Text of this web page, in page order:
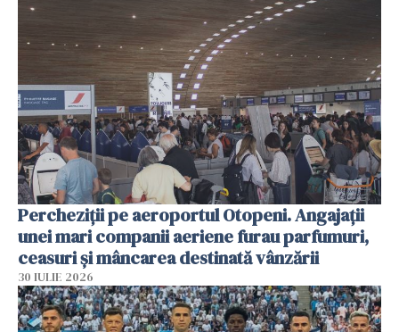
Percheziții pe aeroportul Otopeni. Angajații
unei mari companii aeriene furau parfumuri,
ceasuri și mâncarea destinată vânzării
30 IULIE 2026